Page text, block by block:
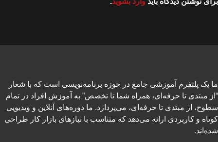
ما یک پلتفرم آموزشی جامع در حوزه برنامه‌نویسی است که با شعار
“از مبتدی تا حرفه‌ای، همراه شما تا تخصص” به آموزش افراد در تمام
سطوح، از مبتدی تا حرفه‌ای، می‌پردازد. ما دوره‌های آنلاین و ویدیویی
کوتاه و کاربردی ارائه می‌دهد که متناسب با نیازهای بازار کار طراحی
شده‌اند.